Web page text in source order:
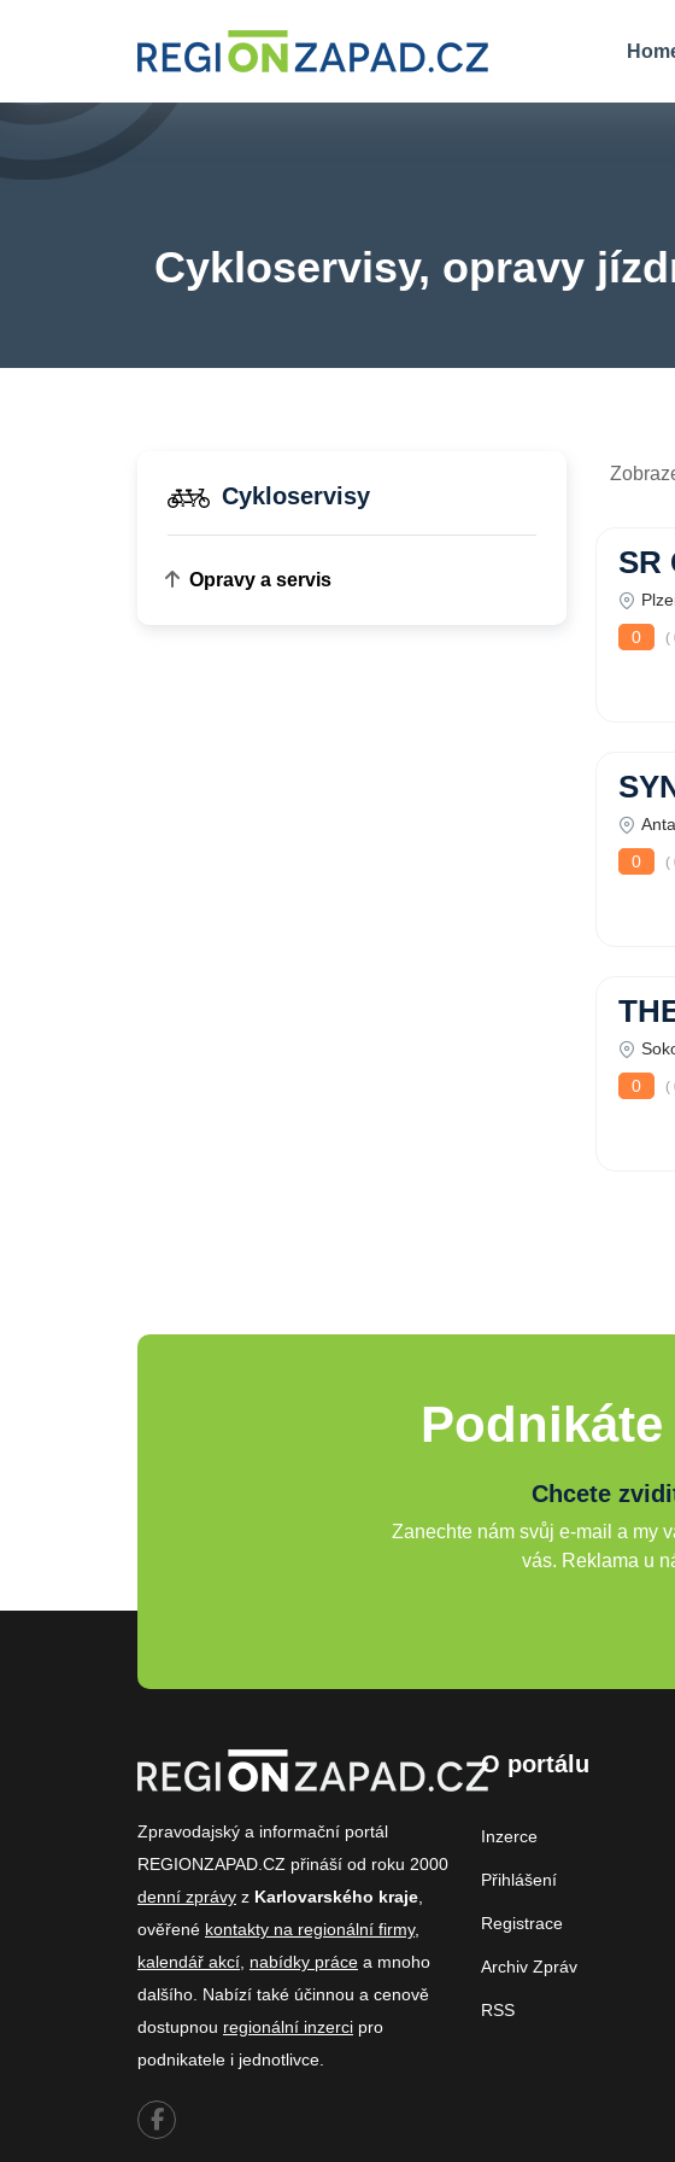
Cykloservisy, opravy
Cykloservisy
Opravy a servis
SR
0
(
0
(
0
(
Chcete
Zanechte nám svůj e-mail a my
vás. Reklama u
Zpravodajský a informační portál
REGIONZAPAD.CZ přináší od roku 2000
denní zprávy z Karlovarského kraje
ověřené kontakty na regionální firmy,
kalendář akcí nabídky práce a mnoho
dalšího. Nabízí také účinnou a cenově
dostupnou regionální inzerci pro
podnikatele i jednotlivce.
O portálu
Inzerce
Přihlášení
Registrace
Archiv Zpráv
RSS